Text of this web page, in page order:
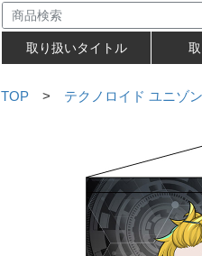
取り扱いタイトル
TOP > テクノロイド ユニゾ